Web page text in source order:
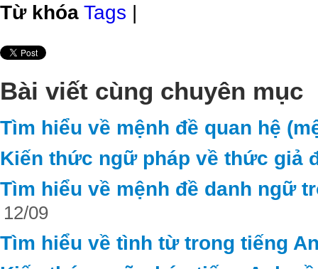
Từ khóa Tags |
Bài viết cùng chuyên mục
Tìm hiểu về mệnh đề quan hệ
Kiến thức ngữ pháp về thức giả
Tìm hiểu về mệnh đề danh ngữ
12/09
Tìm hiểu về tình từ trong tiếng